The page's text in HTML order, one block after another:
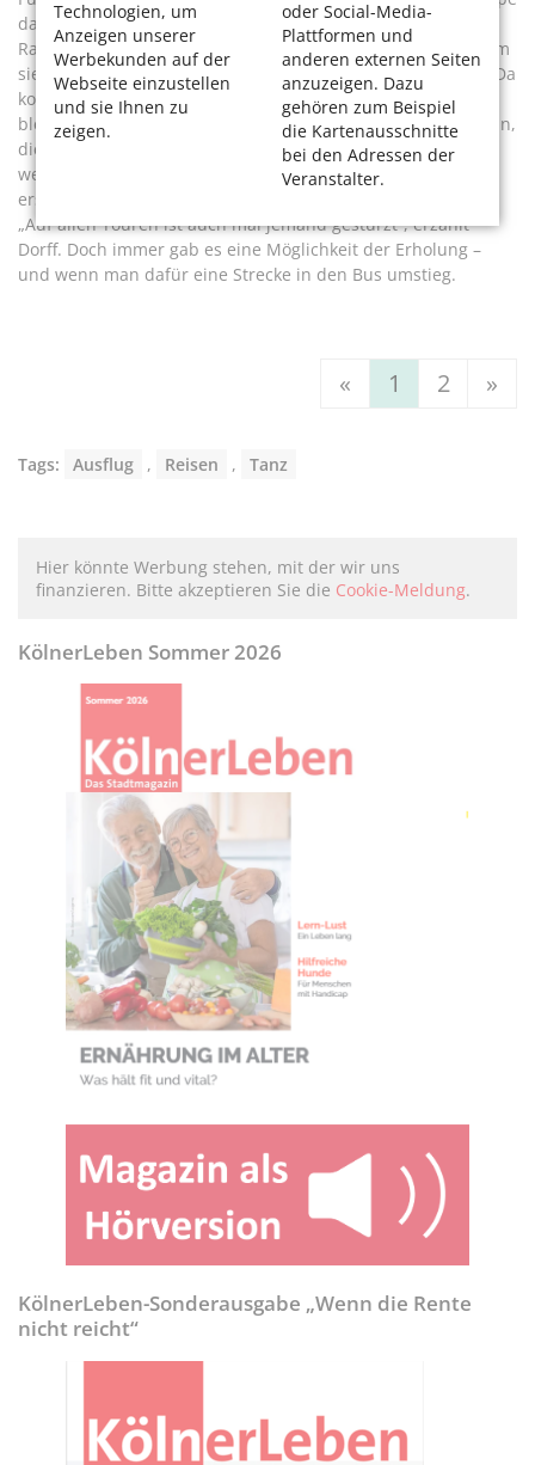
Technologien, um
Anzeigen unserer
Werbekunden auf der
Webseite einzustellen
und sie Ihnen zu
zeigen.
oder Social-Media-
Plattformen und
anderen externen Seiten
anzuzeigen. Dazu
gehören zum Beispiel
die Kartenausschnitte
bei den Adressen der
Veranstalter.
das „Carpe Diem“, ein zum Hotel umgebautes Boot, das die
Radfahrerinnen tagsüber auf dem Wasserweg begleitete, um
sie abends am Ziel der Tagesetappe wieder aufzunehmen. Da
konnte eine Mitfahrerin auch mal einen Tag auf dem Boot
bleiben, während die anderen radelten. Wie jene Mitfahrerin,
die tags zuvor mit ihrem Fahrrad im Graben gelandet war,
weil sie sich vor einem plötzlich aufspringenden Hasen
erschrocken hatte, erinnern sich Dorff und Berg kichernd.
„Auf allen Touren ist auch mal jemand gestürzt“, erzählt
Dorff. Doch immer gab es eine Möglichkeit der Erholung –
und wenn man dafür eine Strecke in den Bus umstieg.
« 1 2 »
Tags: Ausflug , Reisen , Tanz
Hier könnte Werbung stehen, mit der wir uns
finanzieren. Bitte akzeptieren Sie die Cookie-Meldung.
KölnerLeben Sommer 2026
KölnerLeben-Sonderausgabe „Wenn die Rente
nicht reicht“